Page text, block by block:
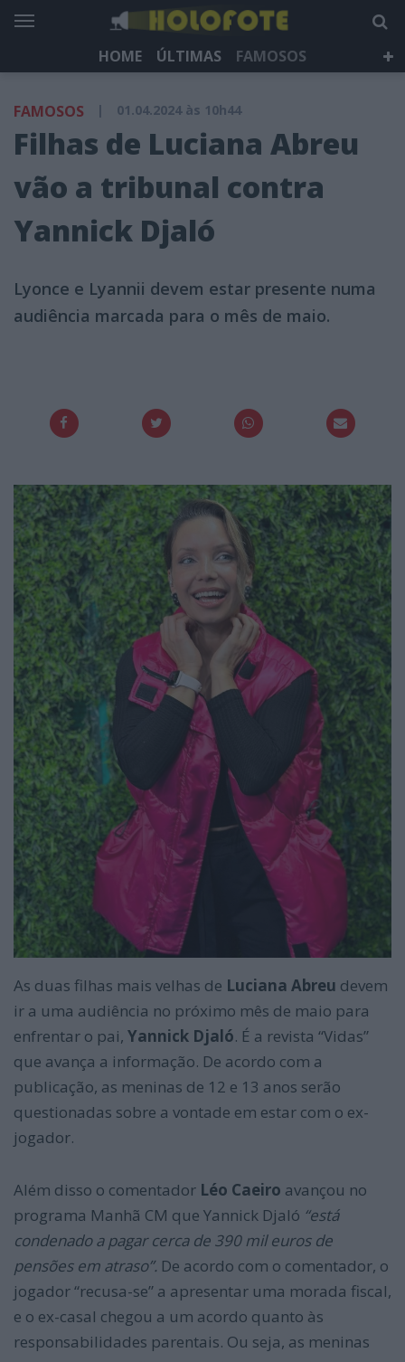
HOME ÚLTIMAS
FAMOSOS
HOLOFOTE TV
NEWSLETTER
FAMOSOS | 01.04.2024 às 10h44
Filhas de Luciana Abreu
vão a tribunal contra
Yannick Djaló
Lyonce e Lyannii devem estar presente numa
audiência marcada para o mês de maio.
As duas filhas mais velhas de Luciana Abreu devem
ir a uma audiência no próximo mês de maio para
enfrentar o pai, Yannick Djaló. É a revista “Vidas”
que avança a informação. De acordo com a
publicação, as meninas de 12 e 13 anos serão
questionadas sobre a vontade em estar com o ex-
jogador.
Além disso o comentador Léo Caeiro avançou no
programa Manhã CM que Yannick Djaló “está
condenado a pagar cerca de 390 mil euros de
pensões em atraso”. De acordo com o comentador, o
jogador “recusa-se” a apresentar uma morada fiscal,
e o ex-casal chegou a um acordo quanto às
responsabilidades parentais. Ou seja, as meninas